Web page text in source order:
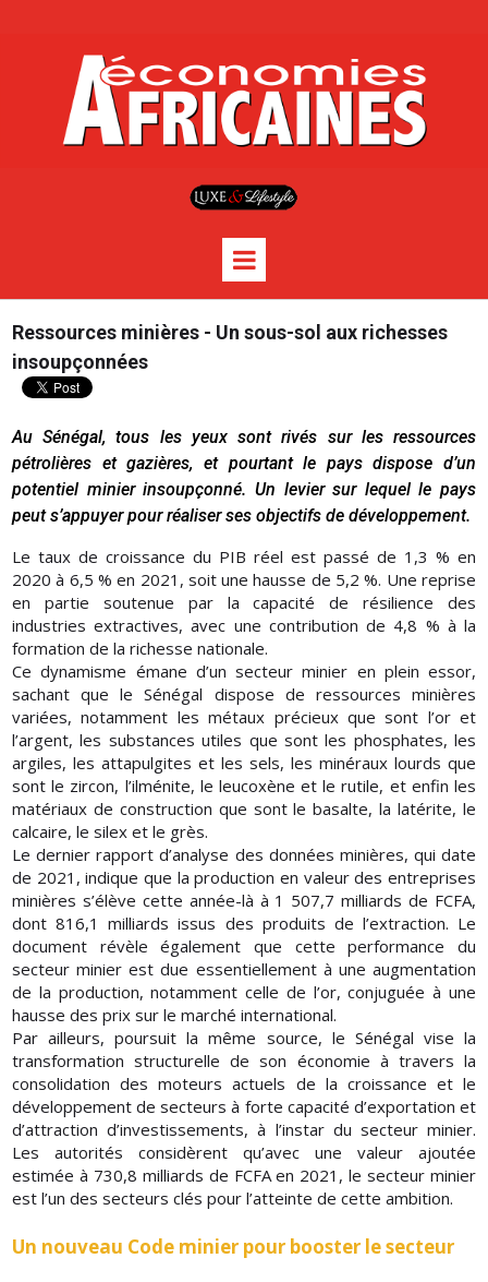
Ressources minières - Un sous-sol aux richesses
insoupçonnées
Au Sénégal, tous les yeux sont rivés sur les ressources
pétrolières et gazières, et pourtant le pays dispose d’un
potentiel minier insoupçonné. Un levier sur lequel le pays
peut s’appuyer pour réaliser ses objectifs de développement.
Le taux de croissance du PIB réel est passé de 1,3 % en
2020 à 6,5 % en 2021, soit une hausse de 5,2 %. Une reprise
en partie soutenue par la capacité de résilience des
industries extractives, avec une contribution de 4,8 % à la
formation de la richesse nationale.
Ce dynamisme émane d’un secteur minier en plein essor,
sachant que le Sénégal dispose de ressources minières
variées, notamment les métaux précieux que sont l’or et
l’argent, les substances utiles que sont les phosphates, les
argiles, les attapulgites et les sels, les minéraux lourds que
sont le zircon, l’ilménite, le leucoxène et le rutile, et enfin les
matériaux de construction que sont le basalte, la latérite, le
calcaire, le silex et le grès.
Le dernier rapport d’analyse des données minières, qui date
de 2021, indique que la production en valeur des entreprises
minières s’élève cette année-là à 1 507,7 milliards de FCFA,
dont 816,1 milliards issus des produits de l’extraction. Le
document révèle également que cette performance du
secteur minier est due essentiellement à une augmentation
de la production, notamment celle de l’or, conjuguée à une
hausse des prix sur le marché international.
Par ailleurs, poursuit la même source, le Sénégal vise la
transformation structurelle de son économie à travers la
consolidation des moteurs actuels de la croissance et le
développement de secteurs à forte capacité d’exportation et
d’attraction d’investissements, à l’instar du secteur minier.
Les autorités considèrent qu’avec une valeur ajoutée
estimée à 730,8 milliards de FCFA en 2021, le secteur minier
est l’un des secteurs clés pour l’atteinte de cette ambition.
Un nouveau Code minier pour booster le secteur